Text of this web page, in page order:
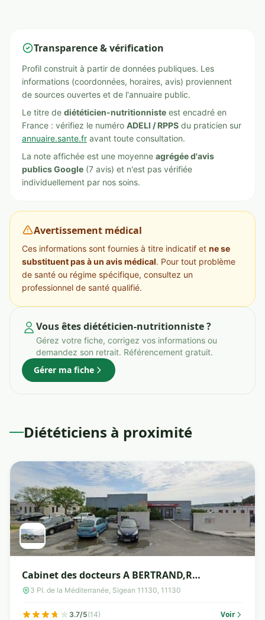
Transparence & vérification
Profil construit à partir de données publiques. Les
informations (coordonnées, horaires, avis) proviennent
de sources ouvertes et de l'annuaire public.
Le titre de diététicien-nutritionniste est encadré en
France : vérifiez le numéro ADELI / RPPS du praticien sur
annuaire.sante.fr avant toute consultation.
La note affichée est une moyenne agrégée d'avis
publics Google (7 avis) et n'est pas vérifiée
individuellement par nos soins.
Avertissement médical
Ces informations sont fournies à titre indicatif et ne se
substituent pas à un avis médical. Pour tout problème
de santé ou régime spécifique, consultez un
professionnel de santé qualifié.
Vous êtes diététicien-nutritionniste ?
Gérez votre fiche, corrigez vos informations ou
demandez son retrait. Référencement gratuit.
Gérer ma fiche
Diététiciens à proximité
Cabinet des docteurs A BERTRAND,R
LAGLAOUI Cardiologues et A IOSUP
3 Pl. de la Méditerranée, Sigean 11130, 11130
3.7/5(14) Voir